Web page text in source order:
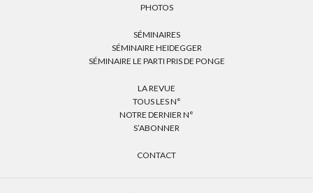
PHOTOS
SÉMINAIRES
SÉMINAIRE HEIDEGGER
SÉMINAIRE LE PARTI PRIS DE PONGE
LA REVUE
TOUS LES N°
NOTRE DERNIER N°
S’ABONNER
CONTACT